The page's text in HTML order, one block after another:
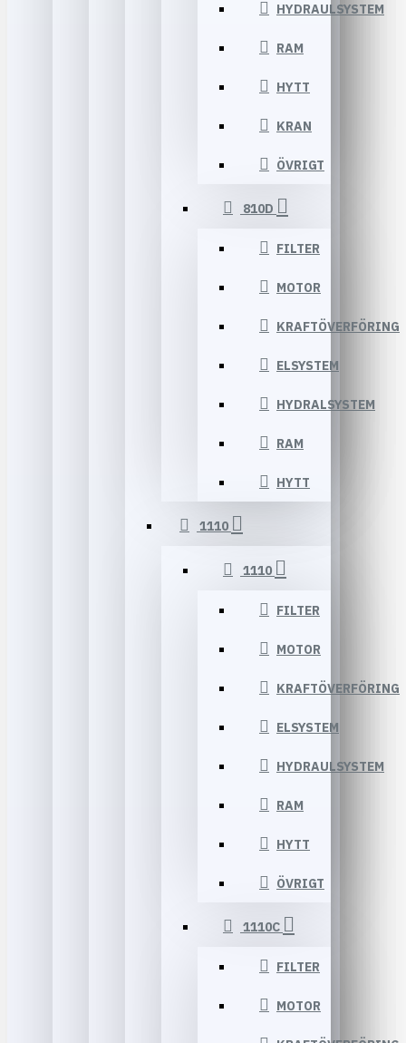
HYDRAULSYSTEM
RAM
HYTT
KRAN
ÖVRIGT
810D
FILTER
MOTOR
KRAFTÖVERFÖRING
ELSYSTEM
HYDRALSYSTEM
RAM
HYTT
1110
1110
FILTER
MOTOR
KRAFTÖVERFÖRING
ELSYSTEM
HYDRAULSYSTEM
RAM
HYTT
ÖVRIGT
1110C
FILTER
MOTOR